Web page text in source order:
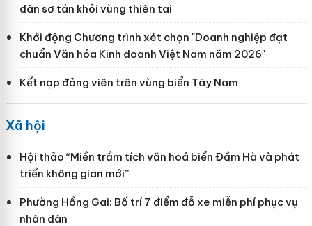
dân sơ tán khỏi vùng thiên tai
Khởi động Chương trình xét chọn "Doanh nghiệp đạt
chuẩn Văn hóa Kinh doanh Việt Nam năm 2026"
Kết nạp đảng viên trên vùng biển Tây Nam
Xã hội
Hội thảo “Miền trầm tích văn hoá biển Đầm Hà và phát
triển không gian mới”
Phường Hồng Gai: Bố trí 7 điểm đỗ xe miễn phí phục vụ
nhân dân